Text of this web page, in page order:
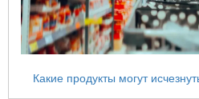
Какие продукты могут